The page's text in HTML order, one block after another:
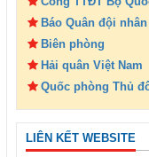
Báo Quân đội
Biên phòng
Hải quân Việt Nam
Quốc phòng Thủ
LIÊN KẾT WEBSITE